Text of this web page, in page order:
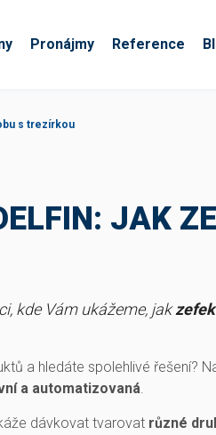
Pronájmy Reference
s trezírkou
JAK
kde Vám ukážeme, jak
a hledáte spolehlivé řešení?
a automatizovaná.
dávkovat tvarovat různé